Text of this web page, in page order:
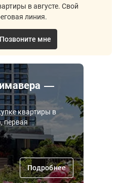
в августе. Свой
линия.
Позвоните мне
—
квартиры в
первая
Подробнее